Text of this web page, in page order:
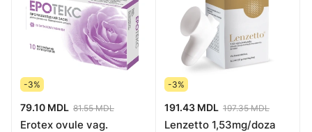
-3%
79.10 MDL 81.55 MDL
Erotex ovule vag.
-3%
191.43 MDL 197.35 MDL
Lenzetto 1,53mg/doza